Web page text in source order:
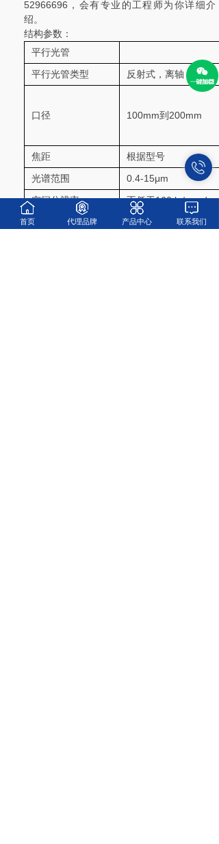
52966696，会有专业的工程师为你详细介
绍。
结构参数：
平行光管
平行光管类型
反射式，离轴
口径 100mm到200mm
焦距
根据型号
光谱范围
0.4-15μm
空间分辨率
不低于160 lp/mrad
镀膜
准直镜-铝，主镜-金
首页 代理品牌 产品中心 联系我们